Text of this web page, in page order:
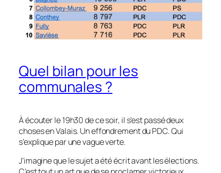
Quel bilan pour les
communales ?
À écouter le 19h30 de ce soir, il s’est passé deux
choses en Valais. Un effondrement du PDC. Qui
s’explique par une vague verte.
J’imagine que le sujet a été écrit avant les élections.